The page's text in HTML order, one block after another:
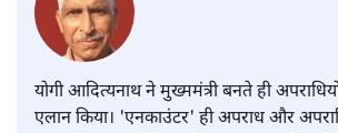
योगी आदित्यनाथ ने मुख्ममंत्री बनते ही
एलान किया। 'एनकाउंटर' ही अपराध और